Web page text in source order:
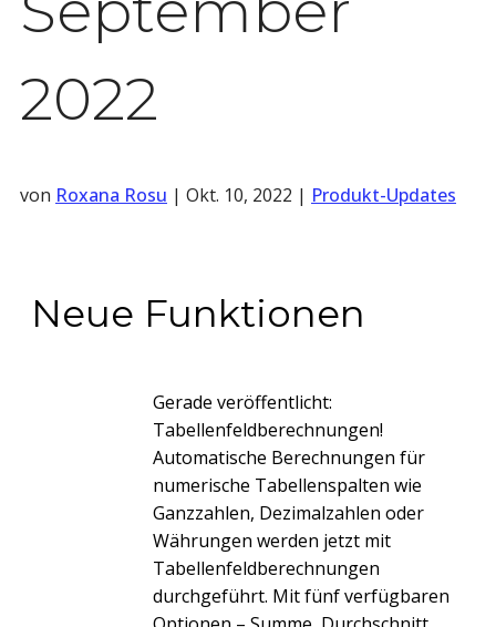
2022
von Roxana Rosu | Okt. 10, 2022 | Produkt-Updates
Neue Funktionen
Gerade veröffentlicht:
Tabellenfeldberechnungen!
Automatische Berechnungen für
numerische Tabellenspalten wie
Ganzzahlen, Dezimalzahlen oder
Währungen werden jetzt mit
Tabellenfeldberechnungen
durchgeführt. Mit fünf verfügbaren